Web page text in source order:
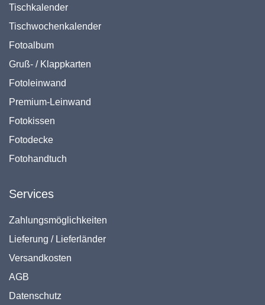
Tischkalender
Tischwochenkalender
Fotoalbum
Gruß- / Klappkarten
Fotoleinwand
Premium-Leinwand
Fotokissen
Fotodecke
Fotohandtuch
Services
Zahlungsmöglichkeiten
Lieferung / Lieferländer
Versandkosten
AGB
Datenschutz